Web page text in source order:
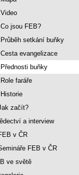
Video
Co jsou FEB?
Průběh setkání buňky
Cesta evangelizace
Přednosti buňky
Role faráře
Historie
začít?
a interview
v ČR
FEB v ČR
ve světě